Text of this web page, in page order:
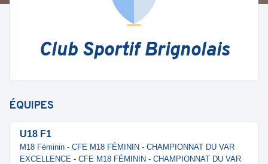
Club Sportif Brignolais
ÉQUIPES
U18 F1
M18 Féminin - CFE M18 FÉMININ - CHAMPIONNAT DU VAR
EXCELLENCE - CFE M18 FÉMININ - CHAMPIONNAT DU VAR